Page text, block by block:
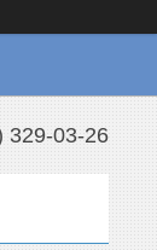
329-03-26